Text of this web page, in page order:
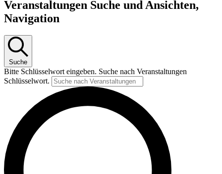
Veranstaltungen Suche und Ansichten,
Navigation
Suche
Bitte Schlüsselwort eingeben. Suche nach Veranstaltungen
Schlüsselwort.